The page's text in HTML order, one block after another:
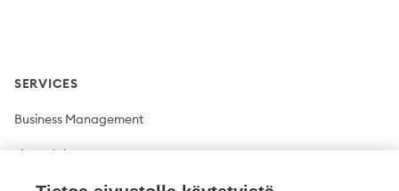
SERVICES
Business Management
Financial Management